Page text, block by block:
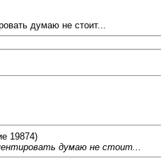
думаю не стоит...
19874)
думаю не стоит...